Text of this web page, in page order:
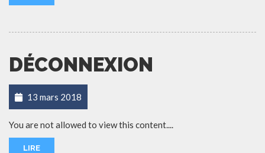
DÉCONNEXION
13 mars 2018
You are not allowed to view this content....
LIRE